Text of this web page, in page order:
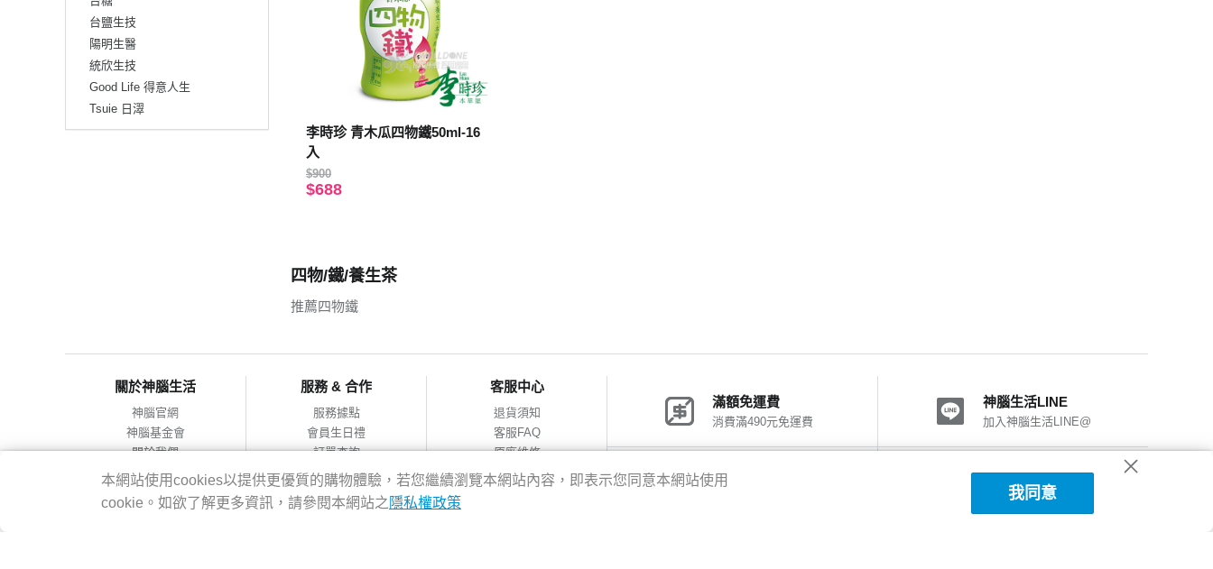
台鹽生技
陽明生醫
統欣生技
Good Life 得意人生
Tsuie 日濢
李時珍 青木瓜四物鐵50ml-16
入
$900
$688
四物/鐵/養生茶
推薦四物鐵
關於神腦生活
神腦官網
神腦基金會
關於我們
會員服務條款
隱私權政策
網站導覽
服務 & 合作
服務據點
會員生日禮
訂單查詢
合作提案
客服中心
退貨須知
客服FAQ
原廠維修
網購包裝減量
滿額免運費
消費滿490元免運費
神腦生活LINE
加入神腦生活LINE@
神腦會員福利 神腦國際粉絲團
加入FB粉絲團
本網站使用cookies以提供更優質的購物體驗，若您繼續瀏覽本網站內容，即表示您同意本網站使用
cookie。如欲了解更多資訊，請參閱本網站之 隱私權政策
我同意